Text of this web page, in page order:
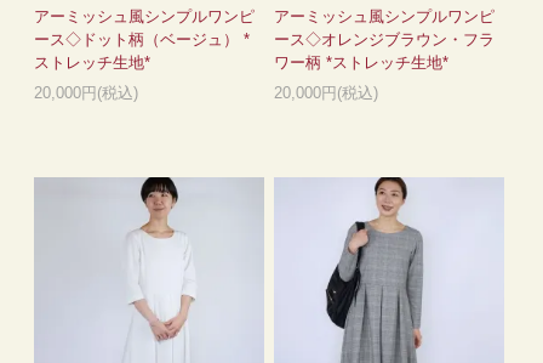
アーミッシュ風シンプルワンピ
ース◇ドット柄（ベージュ） *
ストレッチ生地*
20,000円(税込)
アーミッシュ風シンプルワンピ
ース◇オレンジブラウン・フラ
ワー柄 *ストレッチ生地*
20,000円(税込)